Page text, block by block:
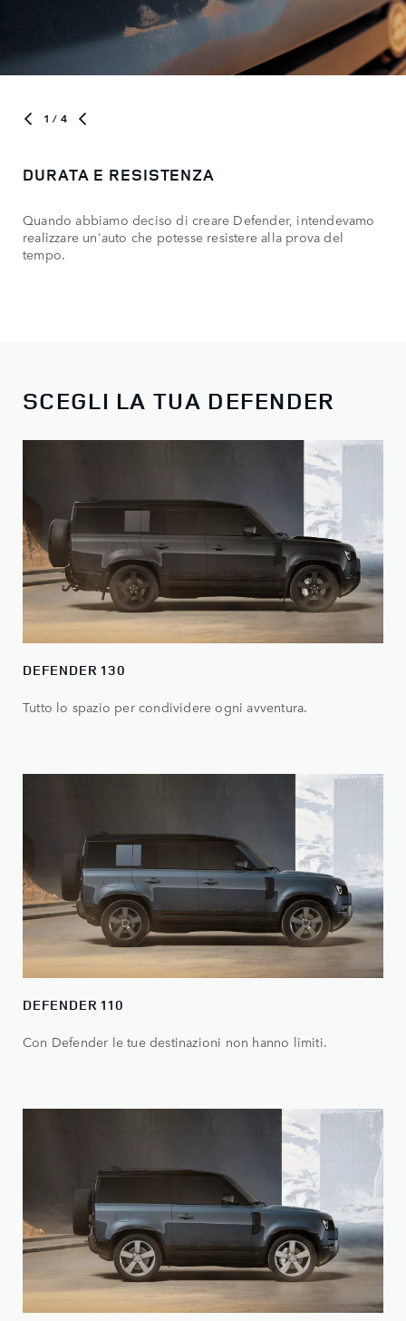
1 / 4
DURATA E RESISTENZA
Quando abbiamo deciso di creare Defender, intendevamo
realizzare un'auto che potesse resistere alla prova del
tempo.
SCEGLI LA TUA DEFENDER
DEFENDER 130
Tutto lo spazio per condividere ogni avventura.
DEFENDER 110
Con Defender le tue destinazioni non hanno limiti.